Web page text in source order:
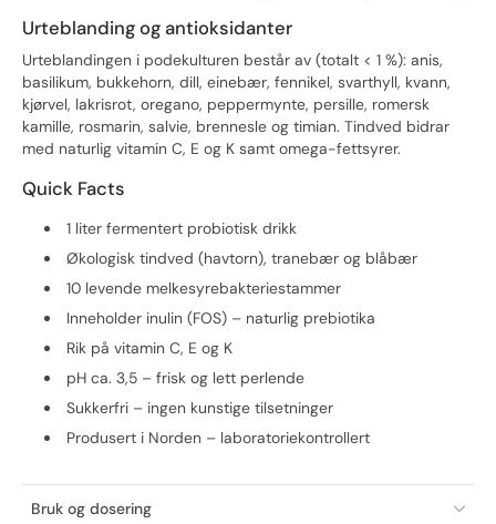
Urteblanding og antioksidanter
Urteblandingen i podekulturen består av (totalt < 1 %): anis,
basilikum, bukkehorn, dill, einebær, fennikel, svarthyll, kvann,
kjørvel, lakrisrot, oregano, peppermynte, persille, romersk
kamille, rosmarin, salvie, brennesle og timian. Tindved bidrar
med naturlig vitamin C, E og K samt omega-fettsyrer.
Quick Facts
1 liter fermentert probiotisk drikk
Økologisk tindved (havtorn), tranebær og blåbær
10 levende melkesyrebakteriestammer
Inneholder inulin (FOS) – naturlig prebiotika
Rik på vitamin C, E og K
pH ca. 3,5 – frisk og lett perlende
Sukkerfri – ingen kunstige tilsetninger
Produsert i Norden – laboratoriekontrollert
Bruk og dosering